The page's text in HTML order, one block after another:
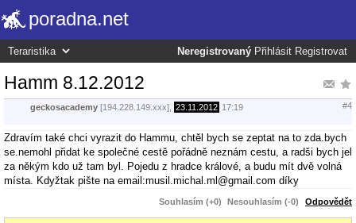
poradna.net
Neregistrovaný Přihlásit Registrovat
Hamm 8.12.2012
geckosacademy [194.228.149.xxx], 23.11.2012 17:19 #4
Zdravím také chci vyrazit do Hammu, chtěl bych se zeptat na to zda.bych
se.nemohl přidat ke společné cestě pořádně neznám cestu, a radši bych jel
za někým kdo už tam byl. Pojedu z hradce králové, a budu mít dvě volná
místa. Kdyžtak pište na email:musil.michal.ml@gmail.com díky
Souhlasím (+0) Nesouhlasím (-0) Odpovědět